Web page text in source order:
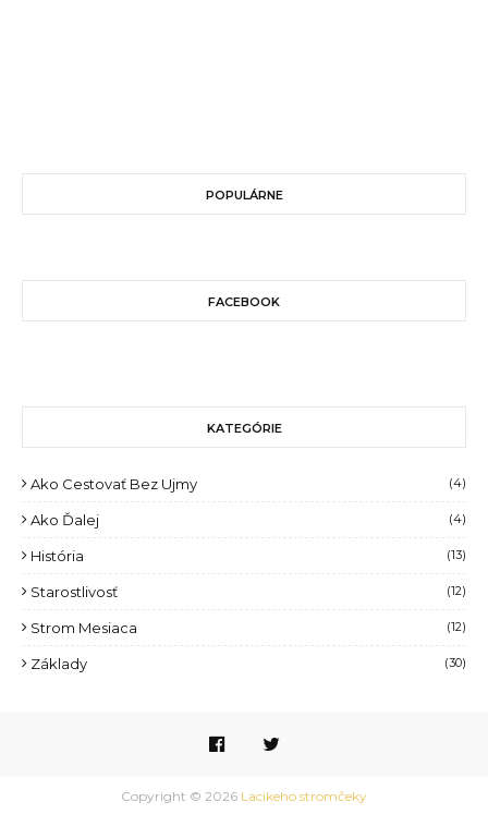
POPULÁRNE
FACEBOOK
KATEGÓRIE
Ako Cestovať Bez Ujmy (4)
Ako Ďalej (4)
História (13)
Starostlivosť (12)
Strom Mesiaca (12)
Základy (30)
Copyright © 2026 Lacikeho stromčeky